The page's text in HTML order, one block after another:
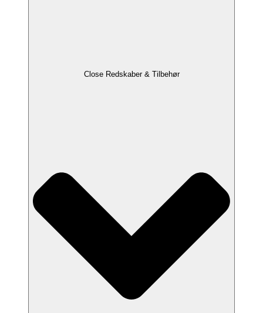
Close Redskaber & Tilbehør